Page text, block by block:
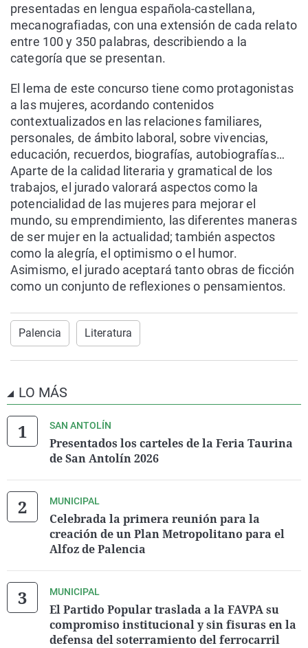
presentadas en lengua española-castellana,
mecanografiadas, con una extensión de cada relato
entre 100 y 350 palabras, describiendo a la
categoría que se presentan.
El lema de este concurso tiene como protagonistas
a las mujeres, acordando contenidos
contextualizados en las relaciones familiares,
personales, de ámbito laboral, sobre vivencias,
educación, recuerdos, biografías, autobiografías…
Aparte de la calidad literaria y gramatical de los
trabajos, el jurado valorará aspectos como la
potencialidad de las mujeres para mejorar el
mundo, su emprendimiento, las diferentes maneras
de ser mujer en la actualidad; también aspectos
como la alegría, el optimismo o el humor.
Asimismo, el jurado aceptará tanto obras de ficción
como un conjunto de reflexiones o pensamientos.
Palencia Literatura
LO MÁS
SAN ANTOLÍN
Presentados los carteles de la Feria Taurina
de San Antolín 2026
MUNICIPAL
Celebrada la primera reunión para la
creación de un Plan Metropolitano para el
Alfoz de Palencia
MUNICIPAL
El Partido Popular traslada a la FAVPA su
compromiso institucional y sin fisuras en la
defensa del soterramiento del ferrocarril